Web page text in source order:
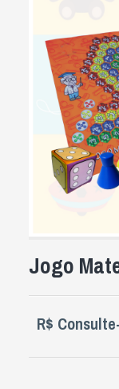
Jogo
R$